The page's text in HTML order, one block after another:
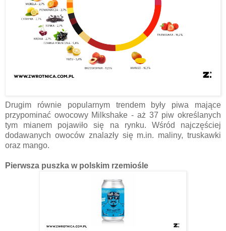
Drugim równie popularnym trendem były piwa mające
przypominać owocowy Milkshake - aż 37 piw określanych
tym mianem pojawiło się na rynku. Wśród najczęściej
dodawanych owoców znalazły się m.in. maliny, truskawki
oraz mango.
Pierwsza puszka w polskim rzemiośle